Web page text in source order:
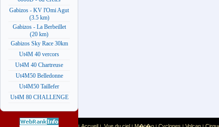
Gabizos - KV l'Omi Agut
(3.5 km)
Gabizos - La Berbeillet
(20 km)
Gabizos Sky Race 30km
Ut4M 40 vercors
Ut4M 40 Chartreuse
Ut4M50 Belledonne
Ut4M50 Taillefer
Ut4M 80 CHALLENGE